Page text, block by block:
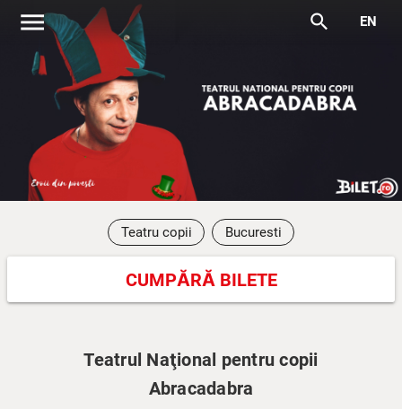
menu search EN
Teatru copii Bucuresti
CUMPĂRĂ BILETE
Teatrul Naţional pentru copii
Abracadabra